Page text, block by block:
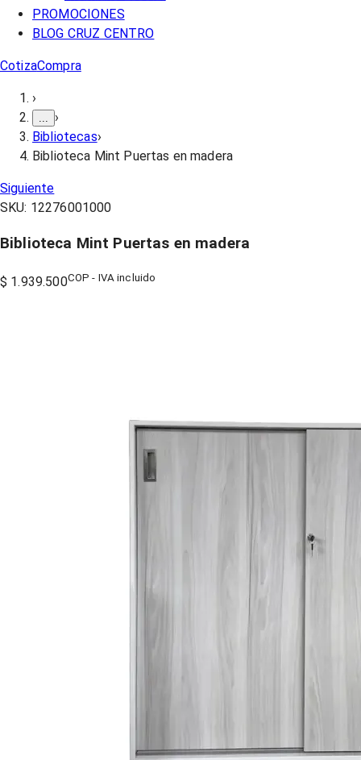
PROMOCIONES
BLOG CRUZ CENTRO
CotizaCompra
›
›
Bibliotecas›
Biblioteca Mint Puertas en madera
Siguiente
SKU: 12276001000
Biblioteca Mint Puertas en madera
$ 1.939.500COP - IVA incluido